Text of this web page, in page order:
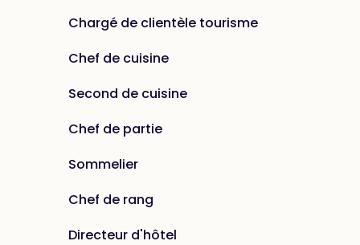
Chargé de clientèle tourisme
Chef de cuisine
Second de cuisine
Chef de partie
Sommelier
Chef de rang
Directeur d'hôtel